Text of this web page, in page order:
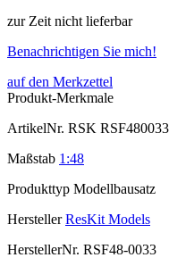
zur Zeit nicht lieferbar
Benachrichtigen Sie mich!
auf den Merkzettel
Produkt-Merkmale
ArtikelNr. RSK RSF480033
Maßstab 1:48
Produkttyp Modellbausatz
Hersteller ResKit Models
HerstellerNr. RSF48-0033